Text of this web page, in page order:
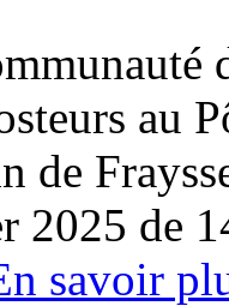
au
de
2025 de
savoir